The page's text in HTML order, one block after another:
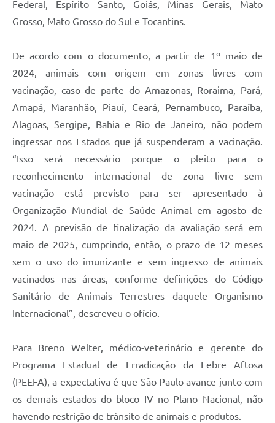
Federal, Espírito Santo, Goiás, Minas Gerais, Mato
Grosso, Mato Grosso do Sul e Tocantins.
De acordo com o documento, a partir de 1º maio de
2024, animais com origem em zonas livres com
vacinação, caso de parte do Amazonas, Roraima, Pará,
Amapá, Maranhão, Piauí, Ceará, Pernambuco, Paraíba,
Alagoas, Sergipe, Bahia e Rio de Janeiro, não podem
ingressar nos Estados que já suspenderam a vacinação.
“Isso será necessário porque o pleito para o
reconhecimento internacional de zona livre sem
vacinação está previsto para ser apresentado à
Organização Mundial de Saúde Animal em agosto de
2024. A previsão de finalização da avaliação será em
maio de 2025, cumprindo, então, o prazo de 12 meses
sem o uso do imunizante e sem ingresso de animais
vacinados nas áreas, conforme definições do Código
Sanitário de Animais Terrestres daquele Organismo
Internacional”, descreveu o ofício.
Para Breno Welter, médico-veterinário e gerente do
Programa Estadual de Erradicação da Febre Aftosa
(PEEFA), a expectativa é que São Paulo avance junto com
os demais estados do bloco IV no Plano Nacional, não
havendo restrição de trânsito de animais e produtos.